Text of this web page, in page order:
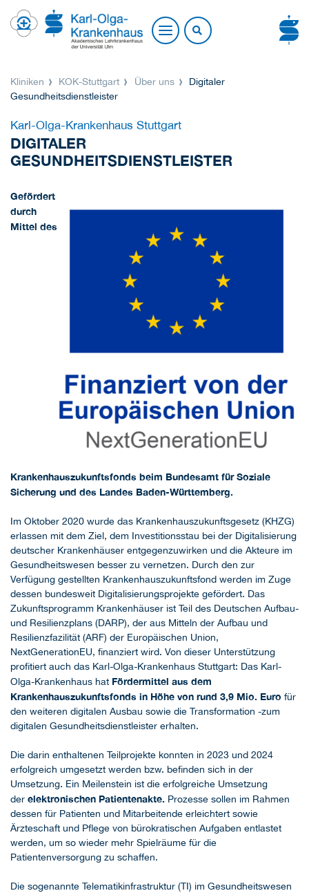
Kliniken KOK-Stuttgart Über uns
Digitaler
Gesundheitsdienstleister
Karl-Olga-Krankenhaus Stuttgart
DIGITALER
GESUNDHEITSDIENSTLEISTER
Gefördert
durch
Mittel des
Krankenhauszukunftsfonds beim Bundesamt für Soziale
Sicherung und des Landes Baden-Württemberg.
Im Oktober 2020 wurde das Krankenhauszukunftsgesetz (KHZG)
erlassen mit dem Ziel, dem Investitionsstau bei der Digitalisierung
deutscher Krankenhäuser entgegenzuwirken und die Akteure im
Gesundheitswesen besser zu vernetzen. Durch den zur
Verfügung gestellten Krankenhauszukunftsfond werden im Zuge
dessen bundesweit Digitalisierungsprojekte gefördert. Das
Zukunftsprogramm Krankenhäuser ist Teil des Deutschen Aufbau-
und Resilienzplans (DARP), der aus Mitteln der Aufbau und
Resilienzfazilität (ARF) der Europäischen Union,
NextGenerationEU, finanziert wird. Von dieser Unterstützung
profitiert auch das Karl-Olga-Krankenhaus Stuttgart: Das Karl-
Olga-Krankenhaus hat Fördermittel aus dem
Krankenhauszukunftsfonds in Höhe von rund 3,9 Mio. Euro für
den weiteren digitalen Ausbau sowie die Transformation -zum
digitalen Gesundheitsdienstleister erhalten.
Die darin enthaltenen Teilprojekte konnten in 2023 und 2024
erfolgreich umgesetzt werden bzw. befinden sich in der
Umsetzung. Ein Meilenstein ist die erfolgreiche Umsetzung
der elektronischen Patientenakte. Prozesse sollen im Rahmen
dessen für Patienten und Mitarbeitende erleichtert sowie
Ärzteschaft und Pflege von bürokratischen Aufgaben entlastet
werden, um so wieder mehr Spielräume für die
Patientenversorgung zu schaffen.
Die sogenannte Telematikinfrastruktur (TI) im Gesundheitswesen